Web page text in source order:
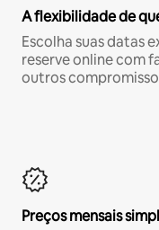
A flexibilidade de
Escolha suas datas
reserve online com
outros
Preços mensais